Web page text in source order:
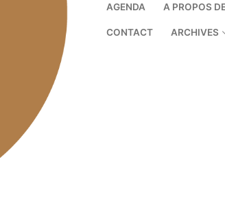
AGENDA A PROPOS
CONTACT ARCHIVES